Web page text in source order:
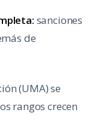
sanciones
de
(UMA) se
rangos crecen